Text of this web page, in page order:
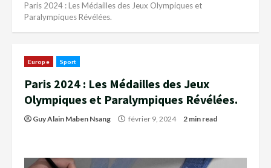
Paris 2024 : Les Médailles des Jeux Olympiques et
Paralympiques Révélées.
Europe Sport
Paris 2024 : Les Médailles des Jeux
Olympiques et Paralympiques Révélées.
Guy Alain Maben Nsang février 9, 2024 2 min read